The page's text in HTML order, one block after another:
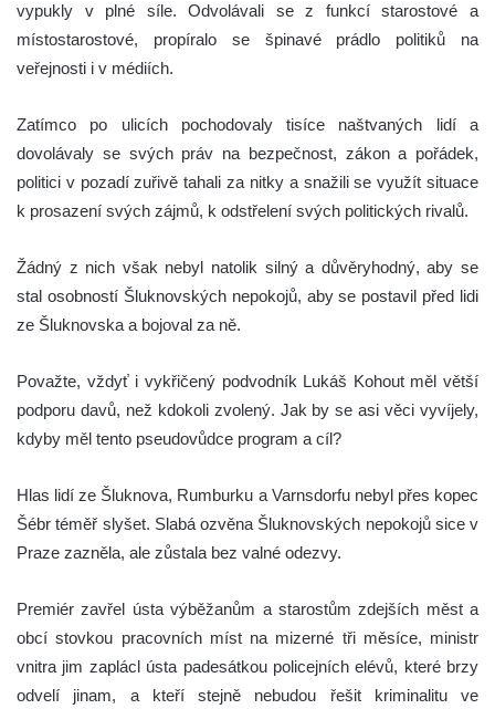
vypukly v plné síle. Odvolávali se z funkcí starostové a
místostarostové, propíralo se špinavé prádlo politiků na
veřejnosti i v médiích.
Zatímco po ulicích pochodovaly tisíce naštvaných lidí a
dovolávaly se svých práv na bezpečnost, zákon a pořádek,
politici v pozadí zuřivě tahali za nitky a snažili se využít situace
k prosazení svých zájmů, k odstřelení svých politických rivalů.
Žádný z nich však nebyl natolik silný a důvěryhodný, aby se
stal osobností Šluknovských nepokojů, aby se postavil před lidi
ze Šluknovska a bojoval za ně.
Považte, vždyť i vykřičený podvodník Lukáš Kohout měl větší
podporu davů, než kdokoli zvolený. Jak by se asi věci vyvíjely,
kdyby měl tento pseudovůdce program a cíl?
Hlas lidí ze Šluknova, Rumburku a Varnsdorfu nebyl přes kopec
Šébr téměř slyšet. Slabá ozvěna Šluknovských nepokojů sice v
Praze zazněla, ale zůstala bez valné odezvy.
Premiér zavřel ústa výběžanům a starostům zdejších měst a
obcí stovkou pracovních míst na mizerné tři měsíce, ministr
vnitra jim zaplácl ústa padesátkou policejních elévů, které brzy
odvelí jinam, a kteří stejně nebudou řešit kriminalitu ve